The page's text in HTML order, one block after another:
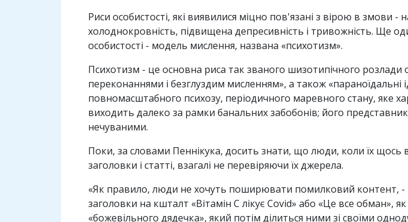
Риси особистості, які виявилися міцно пов'язані з вірою в змови -
холоднокровність, підвищена депресивність і тривожність. Ще
особистості - модель мислення, названа «психотизм».
Психотизм - це основна риса так званого шизотипічного розлади
переконаннями і безглуздим мисленням», а також
повномасштабного психозу, періодичного маревного стану, яке
виходить далеко за рамки банальних забобонів; його
нечуваними.
Поки, за словами Пеннікука, досить знати, що люди, коли їх щось
заголовки і статті, взагалі не перевіряючи їх джерела.
«Як правило, люди не хочуть поширювати помилковий контент, -
заголовки на кшталт «Вітамін С лікує Covid» або «Це все
«божевільного дядечка», який потім ділиться ними зі своїми